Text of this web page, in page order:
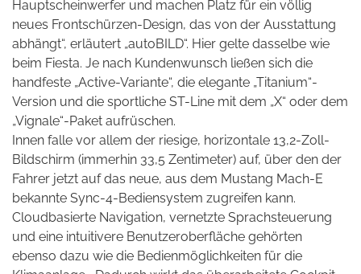
Hauptscheinwerfer und machen Platz für ein völlig
neues Frontschürzen-Design, das von der Ausstattung
abhängt“, erläutert „autoBILD“. Hier gelte dasselbe wie
beim Fiesta. Je nach Kundenwunsch ließen sich die
handfeste „Active-Variante“, die elegante „Titanium“-
Version und die sportliche ST-Line mit dem „X“ oder dem
„Vignale“-Paket aufrüschen.
Innen falle vor allem der riesige, horizontale 13,2-Zoll-
Bildschirm (immerhin 33,5 Zentimeter) auf, über den der
Fahrer jetzt auf das neue, aus dem Mustang Mach-E
bekannte Sync-4-Bediensystem zugreifen kann.
Cloudbasierte Navigation, vernetzte Sprachsteuerung
und eine intuitivere Benutzeroberfläche gehörten
ebenso dazu wie die Bedienmöglichkeiten für die